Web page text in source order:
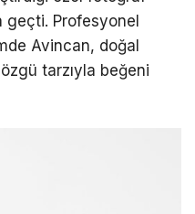
geçti. Profesyonel
Avincan, doğal
tarzıyla beğeni